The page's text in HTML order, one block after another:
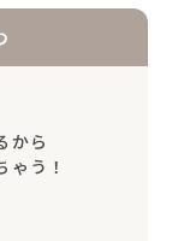
から
ゃう！